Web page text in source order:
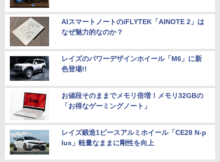
AIスマートノートのiFLYTEK「AINOTE 2」は
なぜ魅力的なのか？
レイズのパワーデザインホイール「M6」に新
色登場!!
お値段そのままでメモリ倍増！メモリ32GBの
「お得なゲーミングノート」
レイズ鍛造1ピースアルミホイール「CE28 N-p
lus」軽量なままに剛性を向上